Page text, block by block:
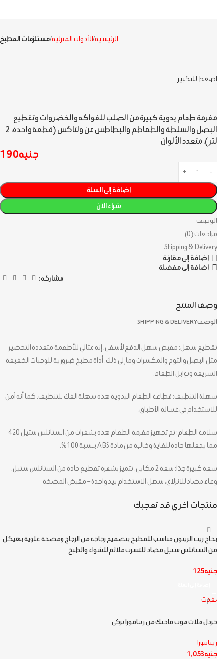
الرئيسية الأدوات المنزلية مستلزمات المطبخ
اضغط للتكبير
مفرمة طعام يدوية كبيرة من الصلب للفواكه والخضروات وتقطيع
البصل والسلطة والطماطم والبطاطس من ولتاكس (قطعة واحدة، 2
لتر )، متعدد الألوان
جنيه190
إضافة إلى السلة
شراء الآن
الوصف
مراجعات (0)
Shipping & Delivery
إضافة إلى مقارنة
إضافة إلى مفضلة
مشاركه:
وصف المنتج
الوصفSHIPPING & DELIVERY
تقطيع سهل: مقبض سهل الدفع لأسفل، إنه مثالي للأطعمة متعددة التحضير
مثل البصل والثوم والمكسرات وما إلى ذلك. أداة مطبخ ضرورية للوجبات الخفيفة
السريعة وتوابل الطعام.
سهلة التنظيف: قطاعة الطعام اليدوية هذه سهلة الفك للتنظيف. كما أنه آمن
للاستخدام في غسالة الأطباق.
سلامة الطعام: تم تجهيز مفرمة الطعام هذه بشفرات من الستانلس ستيل 420
مما يجعلها حادة للغاية وخالية من مادة ABS بنسبة 100%.
سعة كبيرة جدًا: سعة 2 مكايل. تتميز بشفرة تقطيع حادة من الستانلس ستيل،
وعاء مضاد للانزلاق، سهل الاستخدام بيد واحدة – مقبض المضخة
منتجات اخري قد تعجبك
بخاخ زيت الزيتون مناسب للمطبخ بتصميم زجاجة من الزجاج ومضخة علوية بهيكل
من الستانلس ستيل مضاد للتسرب ملائم للشواء والطبخ
جنيه125
نفذت
جردل فلات موب ماجيك من رينامورا تركى
رينامورا
جنيه1,053